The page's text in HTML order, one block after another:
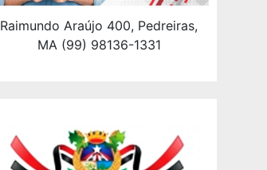
Raimundo Araújo 400, Pedreiras,
MA (99) 98136-1331